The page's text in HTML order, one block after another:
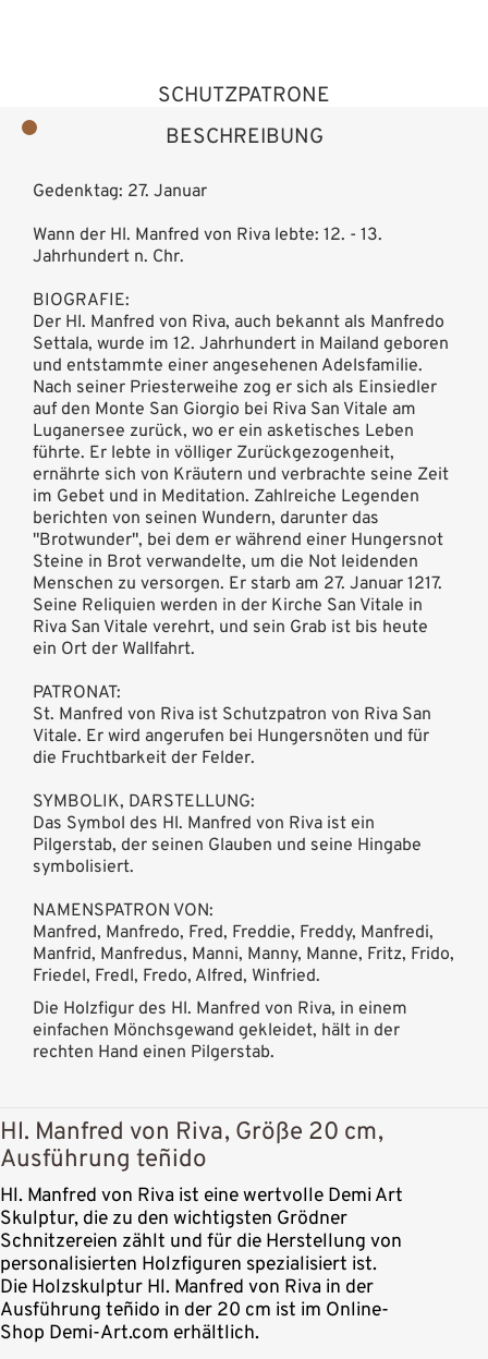
BESCHREIBUNG
SCHUTZPATRONE
Gedenktag: 27. Januar
Wann der Hl. Manfred von Riva lebte: 12. - 13.
Jahrhundert n. Chr.
BIOGRAFIE:
Der Hl. Manfred von Riva, auch bekannt als Manfredo
Settala, wurde im 12. Jahrhundert in Mailand geboren
und entstammte einer angesehenen Adelsfamilie.
Nach seiner Priesterweihe zog er sich als Einsiedler
auf den Monte San Giorgio bei Riva San Vitale am
Luganersee zurück, wo er ein asketisches Leben
führte. Er lebte in völliger Zurückgezogenheit,
ernährte sich von Kräutern und verbrachte seine Zeit
im Gebet und in Meditation. Zahlreiche Legenden
berichten von seinen Wundern, darunter das
"Brotwunder", bei dem er während einer Hungersnot
Steine in Brot verwandelte, um die Not leidenden
Menschen zu versorgen. Er starb am 27. Januar 1217.
Seine Reliquien werden in der Kirche San Vitale in
Riva San Vitale verehrt, und sein Grab ist bis heute
ein Ort der Wallfahrt.
PATRONAT:
St. Manfred von Riva ist Schutzpatron von Riva San
Vitale. Er wird angerufen bei Hungersnöten und für
die Fruchtbarkeit der Felder.
SYMBOLIK, DARSTELLUNG:
Das Symbol des Hl. Manfred von Riva ist ein
Pilgerstab, der seinen Glauben und seine Hingabe
symbolisiert.
NAMENSPATRON VON:
Manfred, Manfredo, Fred, Freddie, Freddy, Manfredi,
Manfrid, Manfredus, Manni, Manny, Manne, Fritz, Frido,
Friedel, Fredl, Fredo, Alfred, Winfried.
Die Holzfigur des Hl. Manfred von Riva, in einem
einfachen Mönchsgewand gekleidet, hält in der
rechten Hand einen Pilgerstab.
Hl. Manfred von Riva, Größe 20 cm,
Ausführung teñido
Hl. Manfred von Riva ist eine wertvolle Demi Art
Skulptur, die zu den wichtigsten Grödner
Schnitzereien zählt und für die Herstellung von
personalisierten Holzfiguren spezialisiert ist.
Die Holzskulptur Hl. Manfred von Riva in der
Ausführung teñido in der 20 cm ist im Online-
Shop Demi-Art.com erhältlich.